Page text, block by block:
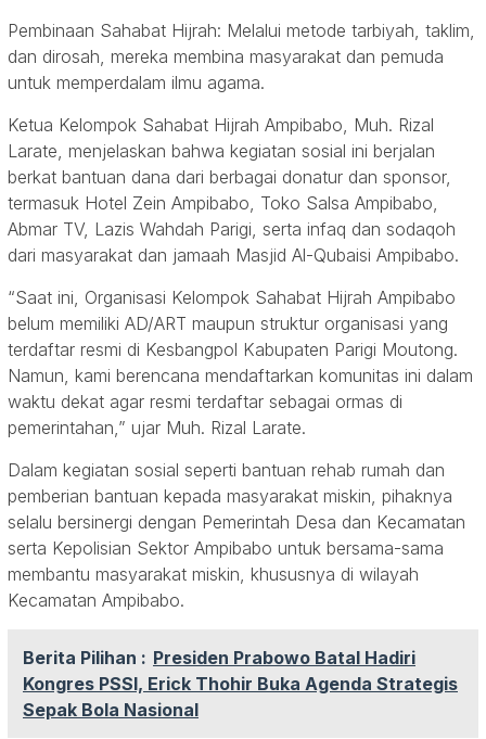
Pembinaan Sahabat Hijrah: Melalui metode tarbiyah, taklim,
dan dirosah, mereka membina masyarakat dan pemuda
untuk memperdalam ilmu agama.
Ketua Kelompok Sahabat Hijrah Ampibabo, Muh. Rizal
Larate, menjelaskan bahwa kegiatan sosial ini berjalan
berkat bantuan dana dari berbagai donatur dan sponsor,
termasuk Hotel Zein Ampibabo, Toko Salsa Ampibabo,
Abmar TV, Lazis Wahdah Parigi, serta infaq dan sodaqoh
dari masyarakat dan jamaah Masjid Al-Qubaisi Ampibabo.
“Saat ini, Organisasi Kelompok Sahabat Hijrah Ampibabo
belum memiliki AD/ART maupun struktur organisasi yang
terdaftar resmi di Kesbangpol Kabupaten Parigi Moutong.
Namun, kami berencana mendaftarkan komunitas ini dalam
waktu dekat agar resmi terdaftar sebagai ormas di
pemerintahan,” ujar Muh. Rizal Larate.
Dalam kegiatan sosial seperti bantuan rehab rumah dan
pemberian bantuan kepada masyarakat miskin, pihaknya
selalu bersinergi dengan Pemerintah Desa dan Kecamatan
serta Kepolisian Sektor Ampibabo untuk bersama-sama
membantu masyarakat miskin, khususnya di wilayah
Kecamatan Ampibabo.
Berita Pilihan : Presiden Prabowo Batal Hadiri
Kongres PSSI, Erick Thohir Buka Agenda Strategis
Sepak Bola Nasional